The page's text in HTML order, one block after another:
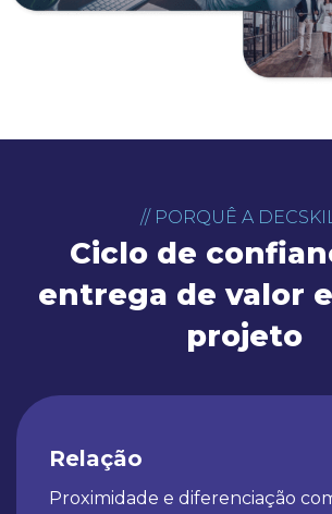
// PORQUÊ A
Ciclo de
entrega de valor
projeto
Relação
Proximidade e diferenciação